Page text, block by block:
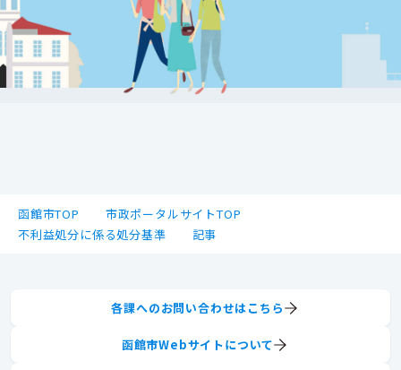
函館市TOP
市政ポータルサイトTOP
不利益処分に係る処分基準
記事
各課へのお問い合わせはこちら
函館市Webサイトについて